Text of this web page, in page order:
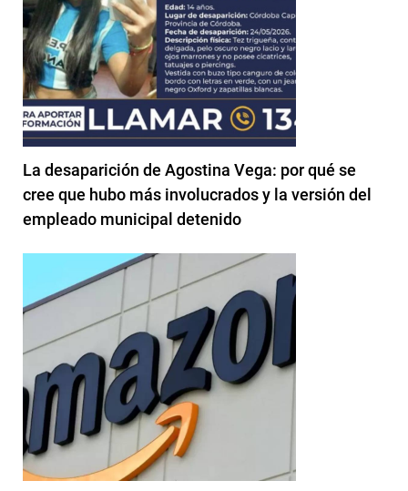
La desaparición de Agostina Vega: por qué se
cree que hubo más involucrados y la versión del
empleado municipal detenido